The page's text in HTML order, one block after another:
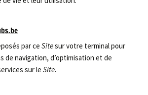
par ce Sitesur votre terminal pour
de navigation, d’optimisation et de
sur le Site.